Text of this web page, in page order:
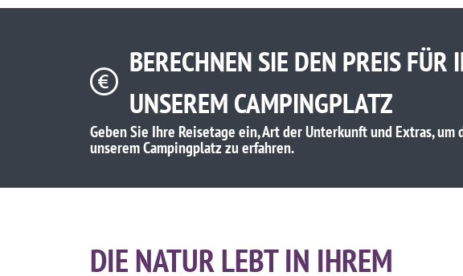
BERECHNEN SIE DEN PREIS
UNSEREM CAMPINGPLATZ
Geben Sie Ihre Reisetage ein, Art der Unterkunft und Extras,
unserem Campingplatz zu erfahren.
DIE NATUR LEBT IN IHREM